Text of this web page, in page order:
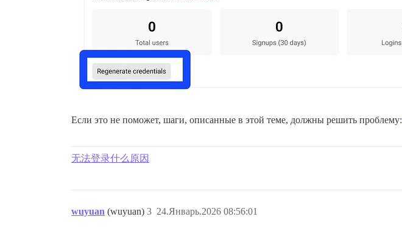
Если это не поможет, шаги, описанные в этой теме, должны решить проблему:
无法登录什么原因
wuyuan (wuyuan) 24.Январь.2026 08:56:01
3